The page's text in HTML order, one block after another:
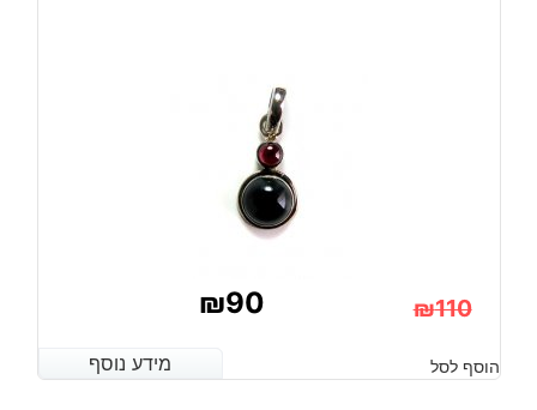
₪110
המקורי
₪90
הנוכחי
מידע נוסף הוסף לסל מידע נוסף